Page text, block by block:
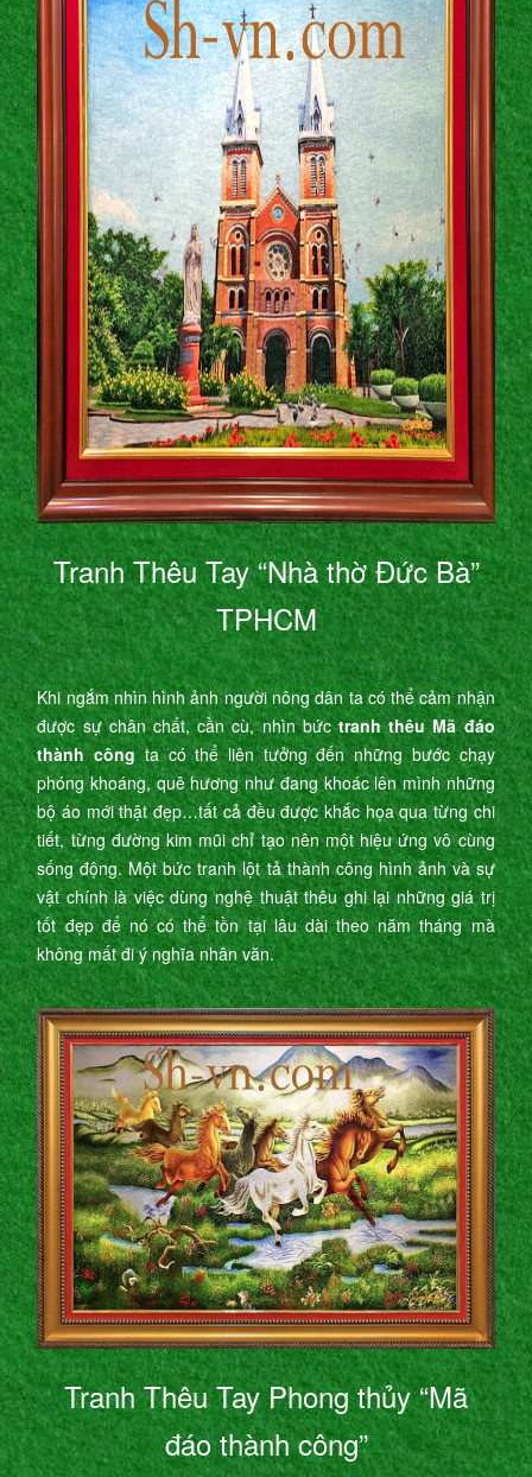
Tranh Thêu Tay “Nhà thờ Đức Bà”
TPHCM
Khi ngắm nhìn hình ảnh người nông dân ta có thể cảm nhận
được sự chân chất, cần cù, nhìn bứctranh thêu Mã đáo
thành côngta có thể liên tưởng đến những bước chạy
phóng khoáng, quê hương như đang khoác lên mình những
bộ áo mới thật đẹp…tất cả đều được khắc họa qua từng chi
tiết, từng đường kim mũi chỉ tạo nên một hiệu ứng vô cùng
sống động. Một bức tranh lột tả thành công hình ảnh và sự
vật chính là việc dùng nghệ thuật thêu ghi lại những giá trị
tốt đẹp để nó có thể tồn tại lâu dài theo năm tháng mà
không mất đi ý nghĩa nhân văn.
Tranh Thêu Tay Phong thủy “Mã
đáo thành công”